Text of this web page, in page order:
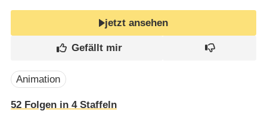
jetzt ansehen
Animation
52Folgen in 4Staffeln